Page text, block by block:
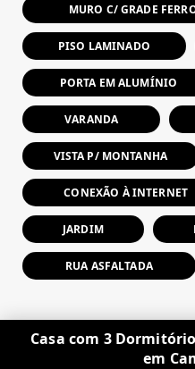
MURO C/ GRADE
PISO LAMINADO
PORTA EM ALUMÍNIO
VARANDA
VISTA P/ MONTANHA
CONEXÃO À INTERNET
JARDIM
RUA ASFALTADA
Casa com 3
em